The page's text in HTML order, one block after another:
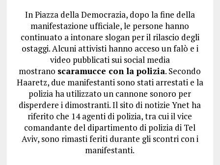
In Piazza della Democrazia, dopo la fine della
manifestazione ufficiale, le persone hanno
continuato a intonare slogan per il rilascio degli
ostaggi. Alcuni attivisti hanno acceso un falò e i
video pubblicati sui social media
mostrano scaramucce con la polizia. Secondo
Haaretz, due manifestanti sono stati arrestati e la
polizia ha utilizzato un cannone sonoro per
disperdere i dimostranti. Il sito di notizie Ynet ha
riferito che 14 agenti di polizia, tra cui il vice
comandante del dipartimento di polizia di Tel
Aviv, sono rimasti feriti durante gli scontri con i
manifestanti.